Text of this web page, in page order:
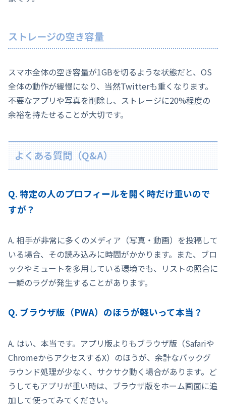
ストレージの空き容量
スマホ全体の空き容量が1GBを切るような状態だと、OS
全体の動作が緩慢になり、当然Twitterも重くなります。
不要なアプリや写真を削除し、ストレージに20%程度の
余裕を持たせることが大切です。
よくある質問（Q&A）
Q. 特定の人のプロフィールを開く時だけ重いので
すが？
A. 相手が非常に多くのメディア（写真・動画）を投稿して
いる場合、その読み込みに時間がかかります。また、ブロ
ックやミュートを多用している環境でも、リストの照合に
一瞬のラグが発生することがあります。
Q. ブラウザ版（PWA）のほうが軽いって本当？
A. はい、本当です。アプリ版よりもブラウザ版（Safariや
ChromeからアクセスするX）のほうが、余計なバックグ
ラウンド処理が少なく、サクサク動く場合があります。ど
うしてもアプリが重い時は、ブラウザ版をホーム画面に追
加して使ってみてください。